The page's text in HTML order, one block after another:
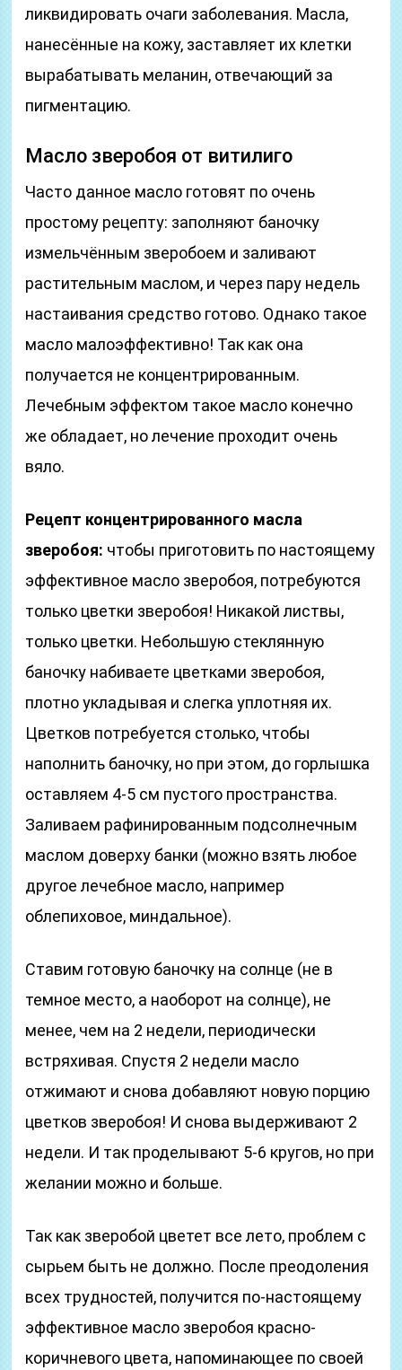
ликвидировать очаги заболевания. Масла,
нанесённые на кожу, заставляет их клетки
вырабатывать меланин, отвечающий за
пигментацию.
Масло зверобоя от витилиго
Часто данное масло готовят по очень
простому рецепту: заполняют баночку
измельчённым зверобоем и заливают
растительным маслом, и через пару недель
настаивания средство готово. Однако такое
масло малоэффективно! Так как она
получается не концентрированным.
Лечебным эффектом такое масло конечно
же обладает, но лечение проходит очень
вяло.
Рецепт концентрированного масла
зверобоя: чтобы приготовить по настоящему
эффективное масло зверобоя, потребуются
только цветки зверобоя! Никакой листвы,
только цветки. Небольшую стеклянную
баночку набиваете цветками зверобоя,
плотно укладывая и слегка уплотняя их.
Цветков потребуется столько, чтобы
наполнить баночку, но при этом, до горлышка
оставляем 4-5 см пустого пространства.
Заливаем рафинированным подсолнечным
маслом доверху банки (можно взять любое
другое лечебное масло, например
облепиховое, миндальное).
Ставим готовую баночку на солнце (не в
темное место, а наоборот на солнце), не
менее, чем на 2 недели, периодически
встряхивая. Спустя 2 недели масло
отжимают и снова добавляют новую порцию
цветков зверобоя! И снова выдерживают 2
недели. И так проделывают 5-6 кругов, но при
желании можно и больше.
Так как зверобой цветет все лето, проблем с
сырьем быть не должно. После преодоления
всех трудностей, получится по-настоящему
эффективное масло зверобоя красно-
коричневого цвета, напоминающее по своей